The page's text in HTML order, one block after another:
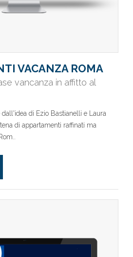
VACANZA ROMA
vancanza in affitto al
di Ezio Bastianelli e Laura
di appartamenti raffinati ma